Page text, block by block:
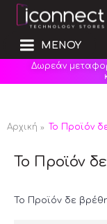
ΜΕΝΟΥ
Δωρεάν
Αρχική Το Προϊόν
Το Προϊόν
Το Προϊόν δε